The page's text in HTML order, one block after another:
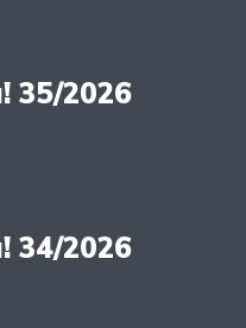
35/2026
34/2026